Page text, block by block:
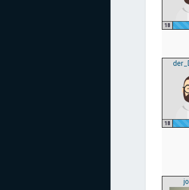
18
18